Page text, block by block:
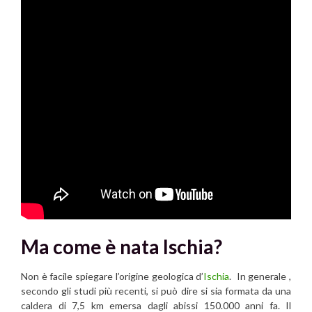
Ma come è nata Ischia?
Non è facile spiegare l’origine geologica d’Ischia. In generale ,
secondo gli studi più recenti, si può dire si sia formata da una
caldera di 7,5 km emersa dagli abissi 150.000 anni fa. Il